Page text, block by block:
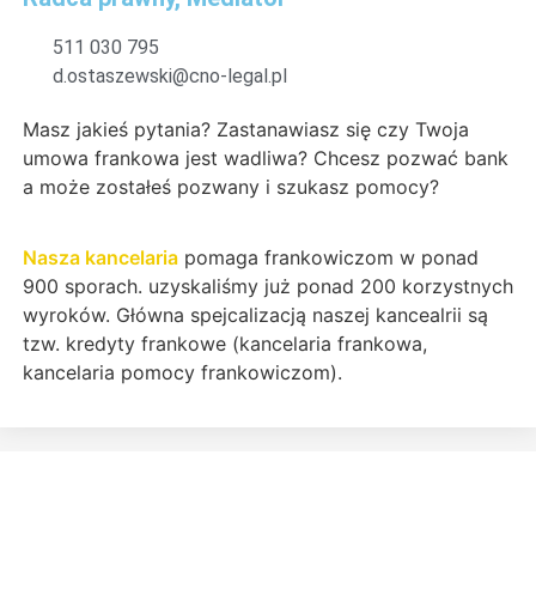
511 030 795
d.ostaszewski@cno-legal.pl
Masz jakieś pytania? Zastanawiasz się czy Twoja
umowa frankowa jest wadliwa? Chcesz pozwać bank
a może zostałeś pozwany i szukasz pomocy?
Nasza kancelariapomaga frankowiczom w ponad
900 sporach. uzyskaliśmy już ponad 200 korzystnych
wyroków. Główna spejcalizacją naszej kancealrii są
tzw. kredyty frankowe (kancelaria frankowa,
kancelaria pomocy frankowiczom).